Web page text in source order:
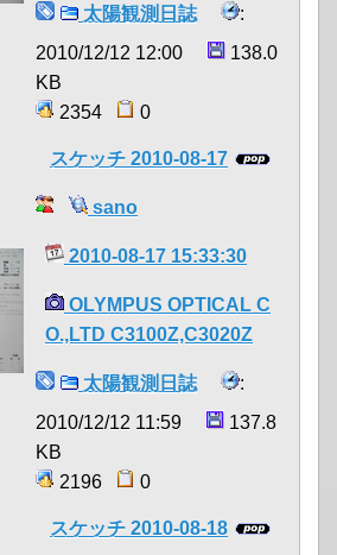
太陽観測日誌
:
2010/12/12 12:00
138.0
KB
2354
0
スケッチ 2010-08-17
sano
2010-08-17 15:33:30
OLYMPUS OPTICAL C
O.,LTD C3100Z,C3020Z
太陽観測日誌
:
2010/12/12 11:59
137.8
KB
2196
0
スケッチ 2010-08-18